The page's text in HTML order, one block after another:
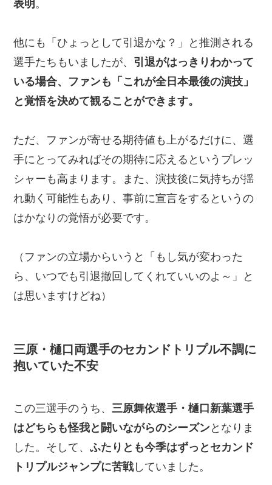
表明 。
他にも「ひょっとして引退かな？」と推測される
選手たちもいましたが、 引退がはっきりわかって
いる場合、ファンも「これが全日本最後の演技」
と覚悟を決めて観ることができます。
ただ、ファンが寄せる期待値も上がるだけに、選
手にとってみればその期待に応えるというプレッ
シャーも高まります。また、演技後に気持ちが揺
れ動く可能性もあり、事前に宣言をするというの
はかなりの覚悟が必要です。
（ファンの立場からいうと「もし気が変わった
ら、いつでも引退撤回してくれていいのよ～」と
は思いますけどね）
三原・樋口両選手のセカンドトリプル不調に
抱いていた不安
この三選手のうち、 三原舞依選手・樋口新葉選手
はどちらも怪我と闘いながらのシーズンとなりま
した。そして、ふたりとも今季はずっとセカンド
トリプルジャンプに苦戦していました。